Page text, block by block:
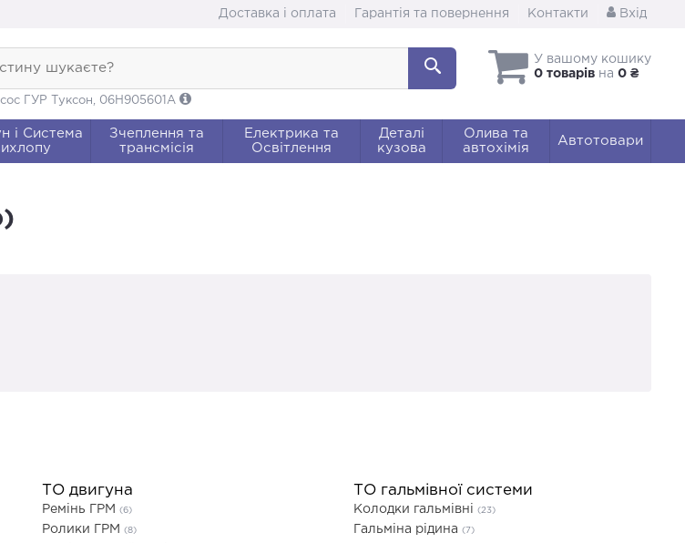
Доставка і оплата Гарантія та повернення Контакти Вхід
У вашому кошику
0 товарів на 0 ₴
шукаєте?
ГУР Туксон, 06H905601A
і Система
Зчеплення та
трансмісія
Електрика та
Освітлення
Деталі
кузова
Олива та
автохімія
Автотовари
ТО двигуна
Ремінь ГРМ (6)
Ролики ГРМ (8)
ТО гальмівної системи
Колодки гальмівні (23)
Гальміна рідина (7)